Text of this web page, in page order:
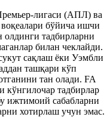
лигаси (АПЛ) ва
бўйича ишчи
олдинги тадбирларни
билан чеклайди.
сақлаш ёки Уэмбли
ташқари кўп
тан олади. FA
кўнгилочар тадбирлар
ижтимоий сабабларни
хотирлаш учун эмас.